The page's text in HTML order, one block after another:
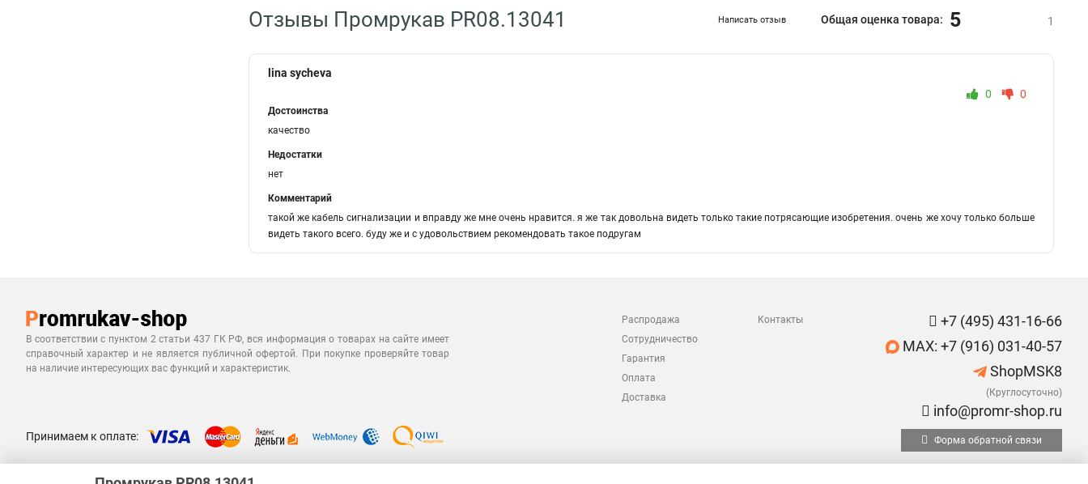
Отзывы Промрукав PR08.13041 Написать отзыв Общая оценка товара: 5 1
lina sycheva
0
0
Достоинства
качество
Недостатки
нет
Комментарий
такой же кабель сигнализации и вправду же мне очень нравится. я же так довольна видеть только такие потрясающие изобретения. очень же хочу только больше
видеть такого всего. буду же и с удовольствием рекомендовать такое подругам
В соответствии с пунктом 2 статьи 437 ГК РФ, вся информация о товарах на сайте имеет
справочный характер и не является публичной офертой. При покупке проверяйте товар
на наличие интересующих вас функций и характеристик.
Распродажа
Сотрудничество
Гарантия
Оплата
Доставка
Контакты
+7 (495) 431-16-66
MAX: +7 (916) 031-40-57
ShopMSK8
(Круглосуточно)
info@promr-shop.ru
Принимаем к оплате: Форма обратной связи